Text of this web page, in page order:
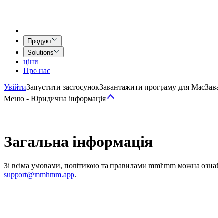
Продукт
Solutions
ціни
Про нас
УвійтиЗапустити застосунокЗавантажити програму для Mac
Меню - Юридична інформація
Умови
Політика
Загальна інформація
Зі всіма умовами, політикою та правилами mmhmm можна
support@mmhmm.app.